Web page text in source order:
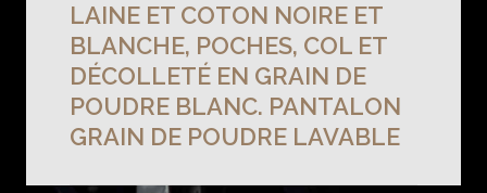
LAINE ET COTON NOIRE ET
BLANCHE, POCHES, COL ET
DÉCOLLETÉ EN GRAIN DE
POUDRE BLANC. PANTALON
GRAIN DE POUDRE LAVABLE